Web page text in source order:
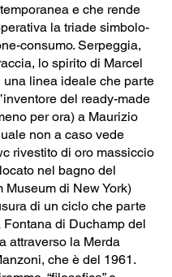
e che rende
la triade simbolo-
consumo. Serpeggia,
lo spirito di Marcel
una linea ideale che parte
del ready-made
per ora) a Maurizio
non a caso vede
rivestito di oro massiccio
nel bagno del
Museum di New York)
di un ciclo che parte
Fontana di Duchamp del
attraverso la Merda
che è del 1961.